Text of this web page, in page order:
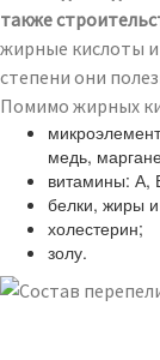
также
жирные кислоты
степени они
Помимо жирных
медь,
витамины: А,
белки, жиры
холестерин;
золу.